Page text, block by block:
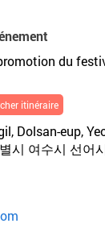
du
itinéraire
Dolsan-eup,
시 여수시 선어